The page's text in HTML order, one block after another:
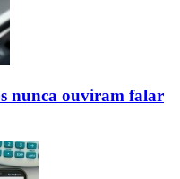
nunca ouviram falar